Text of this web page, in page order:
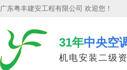
广东粤丰建安工程有限公司 欢迎您！
31年中央空
机电安装二级